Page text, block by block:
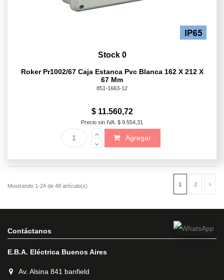
Stock 0
Roker Pr1002/67 Caja Estanca Pvc Blanca 162 X 212 X
67 Mm
851-1663-12
$ 11.560,72
Precio sin IVA: $ 9.554,31
Agregar
Contáctanos
E.B.A. Eléctrica Buenos Aires
Av. Alsina 841 banfield